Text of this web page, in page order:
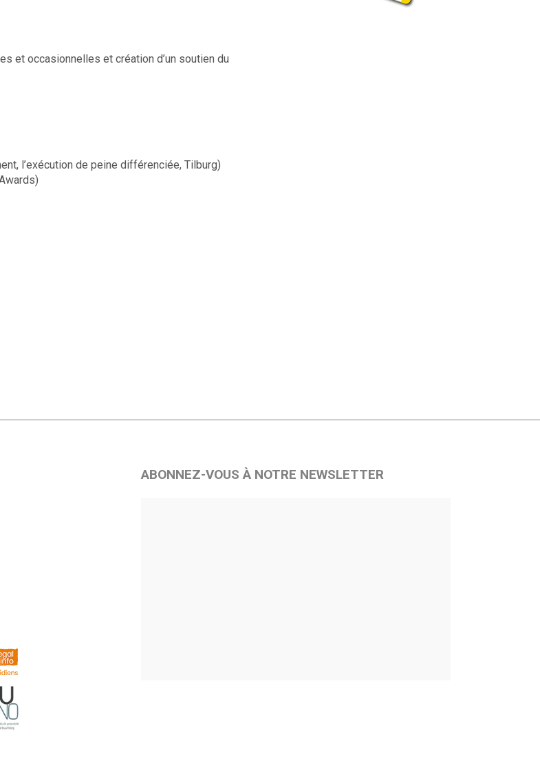
et occasionnelles et création d’un soutien du
l’exécution de peine différenciée, Tilburg)
ABONNEZ-VOUS À NOTRE NEWSLETTER